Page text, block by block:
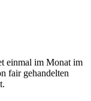
einmal im Monat im
fair gehandelten